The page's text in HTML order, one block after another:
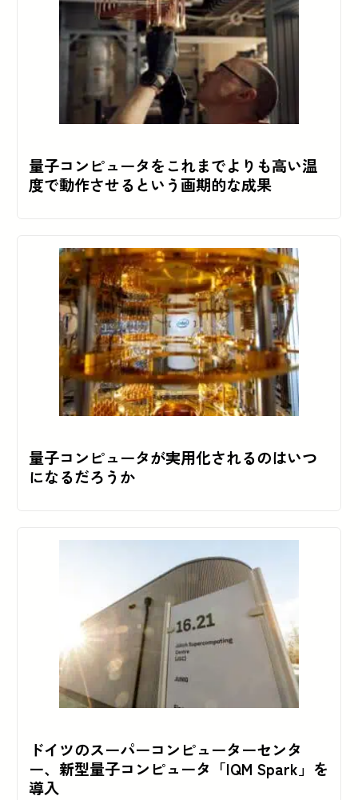
量子コンピュータをこれまでよりも高い温
度で動作させるという画期的な成果
量子コンピュータが実用化されるのはいつ
になるだろうか
ドイツのスーパーコンピューターセンタ
ー、新型量子コンピュータ「IQM Spark」を
導入